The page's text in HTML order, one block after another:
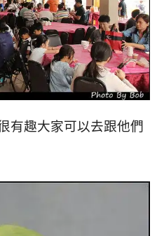
有趣大家可以去跟他們